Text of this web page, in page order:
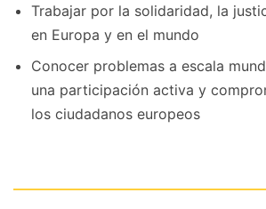
Trabajar por la solidaridad, la
en Europa y en el mundo
Conocer problemas a escala
una participación activa y
los ciudadanos europeos